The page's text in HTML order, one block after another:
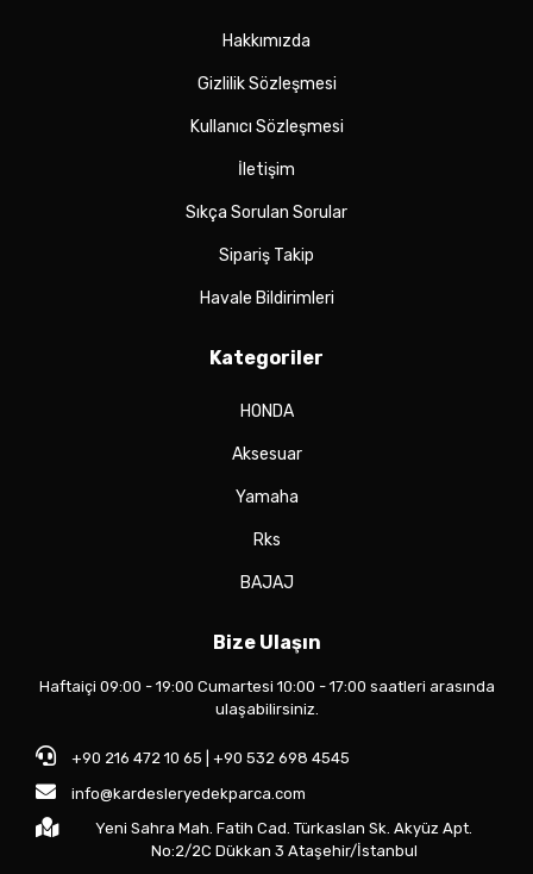
Hakkımızda
Gizlilik Sözleşmesi
Kullanıcı Sözleşmesi
İletişim
Sıkça Sorulan Sorular
Sipariş Takip
Havale Bildirimleri
Kategoriler
HONDA
Aksesuar
Yamaha
Rks
BAJAJ
Bize Ulaşın
Haftaiçi 09:00 - 19:00 Cumartesi 10:00 - 17:00 saatleri arasında
ulaşabilirsiniz.
+90 216 472 10 65 | +90 532 698 4545
info@kardesleryedekparca.com
Yeni Sahra Mah. Fatih Cad. Türkaslan Sk. Akyüz Apt.
No:2/2C Dükkan 3 Ataşehir/İstanbul